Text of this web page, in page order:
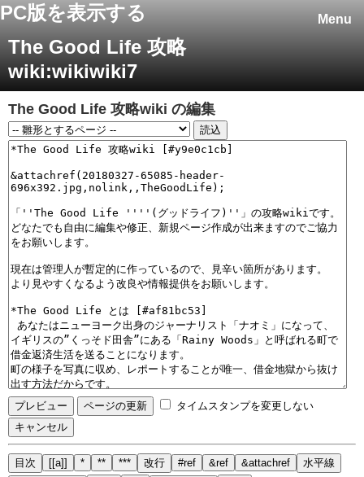
Menu
PC版を表示する
The Good Life 攻略
wiki:wikiwiki7
The Good Life 攻略wiki の編集
タイムスタンプを変更しない
目次 [[a]] * ** *** 改行 #ref &ref &attachref
水平線